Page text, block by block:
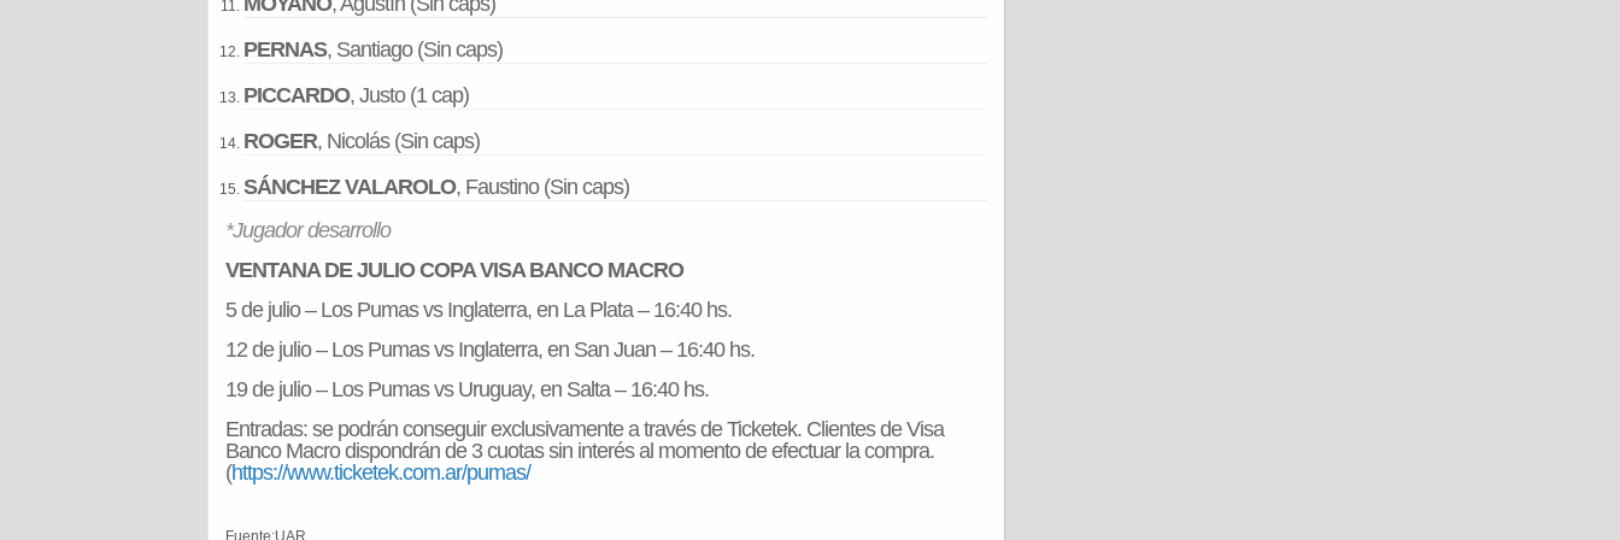
PERNAS, Santiago (Sin caps)
PICCARDO, Justo (1 cap)
ROGER, Nicolás (Sin caps)
SÁNCHEZ VALAROLO, Faustino (Sin caps)
*Jugador desarrollo
VENTANA DE JULIO COPA VISA BANCO MACRO
5 de julio – Los Pumas vs Inglaterra, en La Plata – 16:40 hs.
12 de julio – Los Pumas vs Inglaterra, en San Juan – 16:40 hs.
19 de julio – Los Pumas vs Uruguay, en Salta – 16:40 hs.
Entradas: se podrán conseguir exclusivamente a través de Ticketek. Clientes de Visa
Banco Macro dispondrán de 3 cuotas sin interés al momento de efectuar la compra.
(https://www.ticketek.com.ar/pumas/
Fuente:UAR